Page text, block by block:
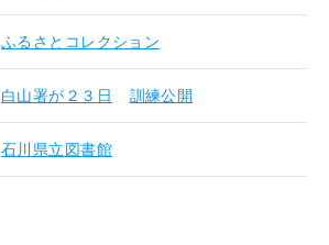
ふるさとコレクション
白山署が２３日 訓練公開
石川県立図書館